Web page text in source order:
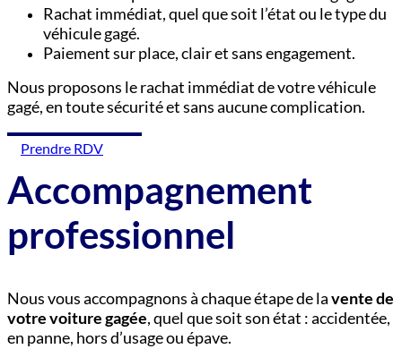
Rachat immédiat, quel que soit l’état ou le type du
véhicule gagé.
Paiement sur place, clair et sans engagement.
Nous proposons le rachat immédiat de votre véhicule
gagé, en toute sécurité et sans aucune complication.
Prendre RDV
Accompagnement
professionnel
Nous vous accompagnons à chaque étape de lavente de
votre voiture gagée, quel que soit son état : accidentée,
en panne, hors d’usage ou épave.